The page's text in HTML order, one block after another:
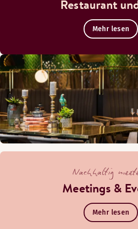
Restaurant
Mehr lesen
Nachhaltig
Meetings &
Mehr lesen